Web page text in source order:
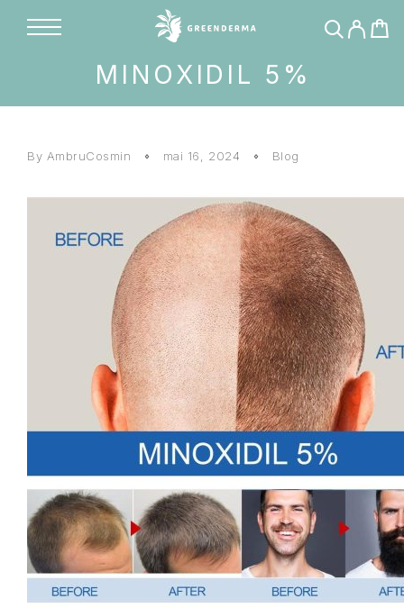
MINOXIDIL 5%
By AmbruCosmin mai 16, 2024 Blog